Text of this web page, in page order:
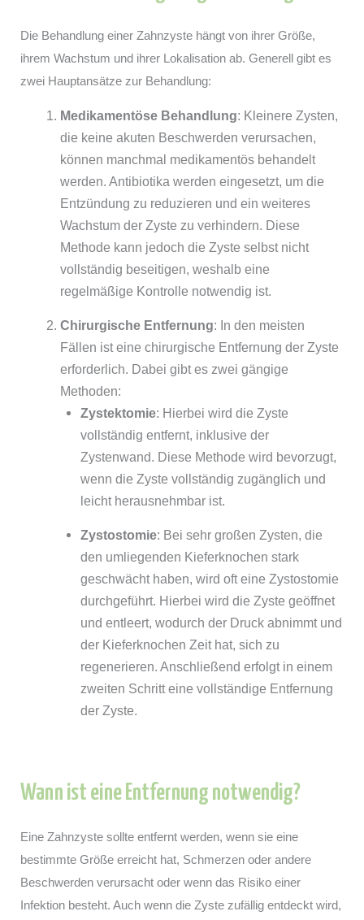
Die Behandlung einer Zahnzyste hängt von ihrer Größe,
ihrem Wachstum und ihrer Lokalisation ab. Generell gibt es
zwei Hauptansätze zur Behandlung:
Medikamentöse Behandlung: Kleinere Zysten,
die keine akuten Beschwerden verursachen,
können manchmal medikamentös behandelt
werden. Antibiotika werden eingesetzt, um die
Entzündung zu reduzieren und ein weiteres
Wachstum der Zyste zu verhindern. Diese
Methode kann jedoch die Zyste selbst nicht
vollständig beseitigen, weshalb eine
regelmäßige Kontrolle notwendig ist.
Chirurgische Entfernung: In den meisten
Fällen ist eine chirurgische Entfernung der Zyste
erforderlich. Dabei gibt es zwei gängige
Methoden:
Zystektomie: Hierbei wird die Zyste
vollständig entfernt, inklusive der
Zystenwand. Diese Methode wird bevorzugt,
wenn die Zyste vollständig zugänglich und
leicht herausnehmbar ist.
Zystostomie: Bei sehr großen Zysten, die
den umliegenden Kieferknochen stark
geschwächt haben, wird oft eine Zystostomie
durchgeführt. Hierbei wird die Zyste geöffnet
und entleert, wodurch der Druck abnimmt und
der Kieferknochen Zeit hat, sich zu
regenerieren. Anschließend erfolgt in einem
zweiten Schritt eine vollständige Entfernung
der Zyste.
Wann ist eine Entfernung notwendig?
Eine Zahnzyste sollte entfernt werden, wenn sie eine
bestimmte Größe erreicht hat, Schmerzen oder andere
Beschwerden verursacht oder wenn das Risiko einer
Infektion besteht. Auch wenn die Zyste zufällig entdeckt wird,